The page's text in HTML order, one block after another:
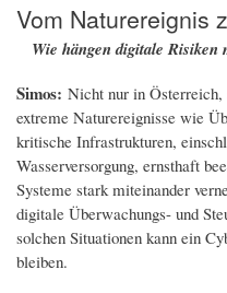
Vom Naturereignis
Wie hängen digitale Risiken
Simos: Nicht nur in Österreich,
extreme Naturereignisse wie
kritische Infrastrukturen,
Wasserversorgung, ernsthaft
Systeme stark miteinander
digitale Überwachungs- und
solchen Situationen kann ein
bleiben.